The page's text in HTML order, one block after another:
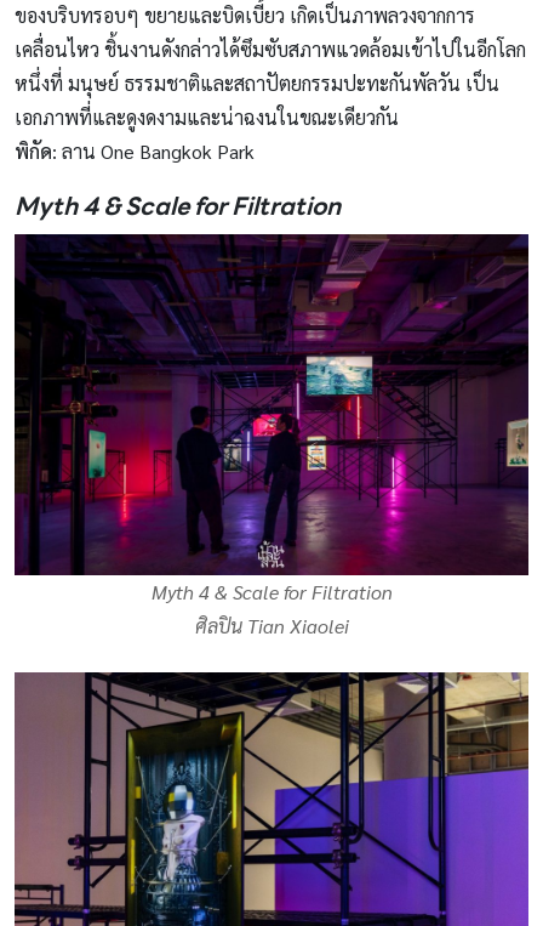
ของบริบทรอบๆ ขยายและบิดเบี้ยว เกิดเป็นภาพลวงจากการ
เคลื่อนไหว ชิ้นงานดังกล่าวได้ซึมซับสภาพแวดล้อมเข้าไปในอีกโลก
หนึ่งที่ มนุษย์ ธรรมชาติและสถาปัตยกรรมปะทะกันพัลวัน เป็น
เอกภาพที่และดูงดงามและน่าฉงนในขณะเดียวกัน
พิกัด: ลาน One Bangkok Park
Myth 4 & Scale for Filtration
Myth 4 & Scale for Filtration
ศิลปิน Tian Xiaolei